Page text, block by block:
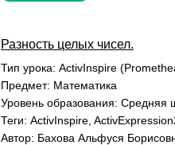
Разность целых чисел.
Тип урока: ActivInspire
Предмет: Математика
Уровень образования: Средняя
Теги: ActivInspire
Автор: Бахова Альфуся